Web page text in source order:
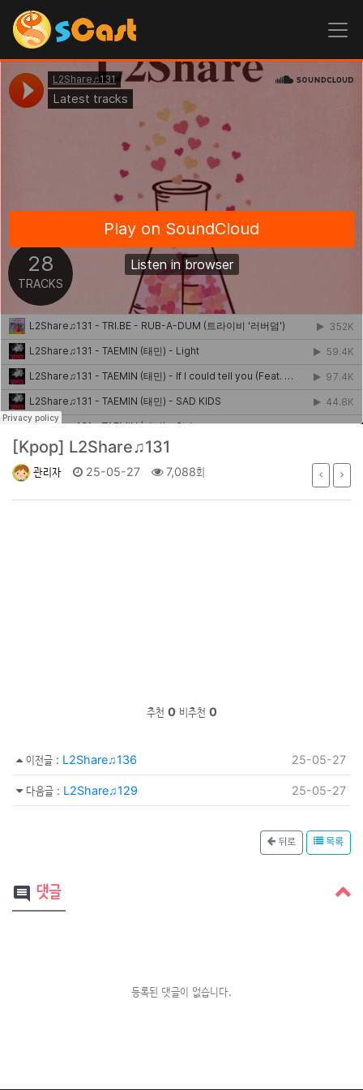
[Kpop] L2Share♫131
관리자 25-05-27 7,088회
추천 0 비추천 0
이전글 : L2Share♫136 25-05-27
다음글 : L2Share♫129 25-05-27
뒤로 목록
comment 댓글
등록된 댓글이 없습니다.